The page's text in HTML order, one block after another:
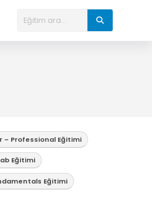
– Professional Eğitimi
Eğitimi
Eğitimi